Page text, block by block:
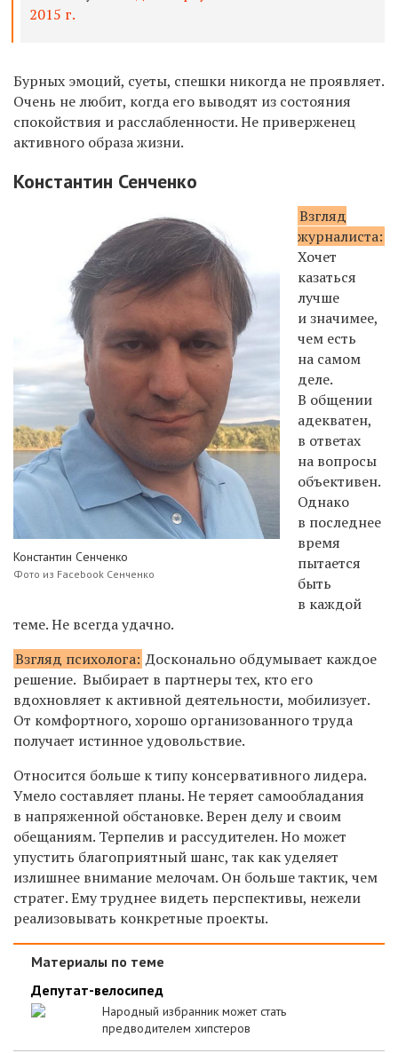
2015 г.
Бурных эмоций, суеты, спешки никогда не проявляет.
Очень не любит, когда его выводят из состояния
спокойствия и расслабленности. Не приверженец
активного образа жизни.
Константин Сенченко
Константин Сенченко
Фото из Facebook Сенченко
Взгляд
журналиста:
Хочет
казаться
лучше
и значимее,
чем есть
на самом
деле.
В общении
адекватен,
в ответах
на вопросы
объективен.
Однако
в последнее
время
пытается
быть
в каждой
теме. Не всегда удачно.
Взгляд психолога: Досконально обдумывает каждое
решение. Выбирает в партнеры тех, кто его
вдохновляет к активной деятельности, мобилизует.
От комфортного, хорошо организованного труда
получает истинное удовольствие.
Относится больше к типу консервативного лидера.
Умело составляет планы. Не теряет самообладания
в напряженной обстановке. Верен делу и своим
обещаниям. Терпелив и рассудителен. Но может
упустить благоприятный шанс, так как уделяет
излишнее внимание мелочам. Он больше тактик, чем
стратег. Ему труднее видеть перспективы, нежели
реализовывать конкретные проекты.
Материалы по теме
Депутат-велосипед
Народный избранник может стать
предводителем хипстеров